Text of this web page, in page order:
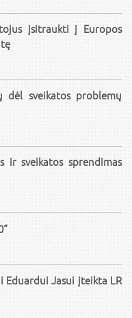
įsitraukti į Europos
dėl sveikatos problemų
ir sveikatos sprendimas
Eduardui Jasui įteikta LR